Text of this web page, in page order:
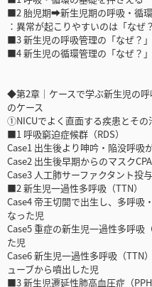
■2 胎児期➡新生児期の呼吸・循
：異常が起こりやすいのは「なぜ？
■3 新生児の呼吸管理の「なぜ？
■4 新生児の循環管理の「なぜ？
◆第2章｜ケースで学ぶ新生児の
のケース
①NICUでよく直面する疾患とその
■1 呼吸窮迫症候群（RDS）
Case1 出生後より呻吟・陥没呼吸
Case2 出生後早期からのマスク
Case3 人工肺サーファクタント投
■2 新生児一過性多呼吸（TTN）
Case4 帝王切開で出生し、多呼吸
なった児
Case5 重症の新生児一過性多呼吸
た児
Case6 新生児一過性多呼吸（TTN
ューブから噴出した児
■3 新生児遷延性肺高血圧症（